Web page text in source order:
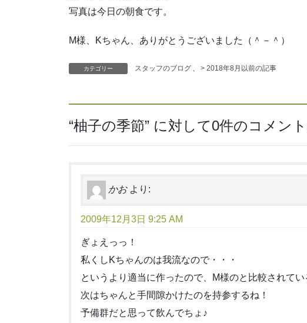
写真は今日の朝食です。
M様、Kちゃん、ありがとうございました（＾－＾）
カテゴリー スタッフのブログ > 2018年8月以前の記事
“柚子の季節” に対して0件のコメン
かお より:
2009年12月3日 9:25 AM
ぎょえっっ！
私くしKちゃんのは我流なので・・・
というより適当に作ったので、M様のと比較されてい
次はちゃんと手間隙かけたのを持参するね！
予備群だと思って飲んでちょ♪